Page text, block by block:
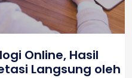
Hasil
oleh